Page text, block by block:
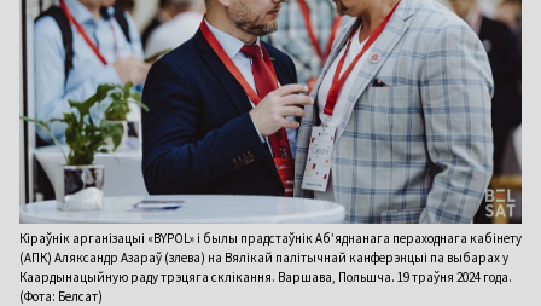
Кіраўнік арганізацыі «BYPOL» і былы прадстаўнік Аб’яднанага пераходнага кабінету
(АПК) Аляксандр Азараў (злева) на Вялікай палітычнай канферэнцыі па выбарах у
Каардынацыйную раду трэцяга склікання. Варшава, Польшча. 19 траўня 2024 года.
(Фота: Белсат)